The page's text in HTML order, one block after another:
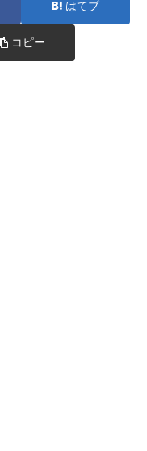
はてブ
コピー